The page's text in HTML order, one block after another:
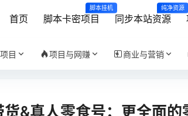
首页 脚本卡密项目
脚本挂机
同步本站资源
纯净资源
目 项目与网赚 商业与营销
货&真人零食号：更全面